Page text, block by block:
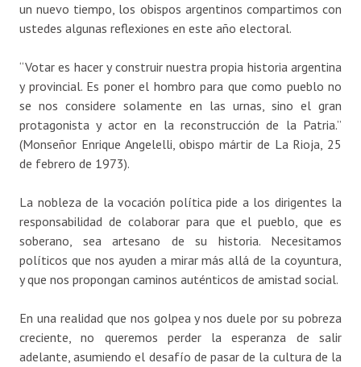
un nuevo tiempo, los obispos argentinos compartimos con
ustedes algunas reflexiones en este año electoral.
“Votar es hacer y construir nuestra propia historia argentina
y provincial. Es poner el hombro para que como pueblo no
se nos considere solamente en las urnas, sino el gran
protagonista y actor en la reconstrucción de la Patria.”
(Monseñor Enrique Angelelli, obispo mártir de La Rioja, 25
de febrero de 1973).
La nobleza de la vocación política pide a los dirigentes la
responsabilidad de colaborar para que el pueblo, que es
soberano, sea artesano de su historia. Necesitamos
políticos que nos ayuden a mirar más allá de la coyuntura,
y que nos propongan caminos auténticos de amistad social.
En una realidad que nos golpea y nos duele por su pobreza
creciente, no queremos perder la esperanza de salir
adelante, asumiendo el desafío de pasar de la cultura de la